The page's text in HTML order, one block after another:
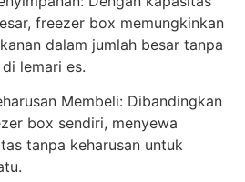
freezer box memungkinkan
dalam jumlah besar tanpa
lemari es.
Membeli: Dibandingkan
box sendiri, menyewa
tanpa keharusan untuk